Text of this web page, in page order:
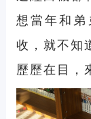
想當年和
收，就不知
歷歷在目，